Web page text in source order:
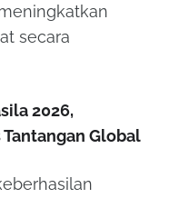
secara
2026,
Global